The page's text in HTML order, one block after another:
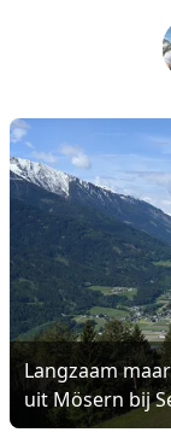
Langzaam
uit Mösern bij